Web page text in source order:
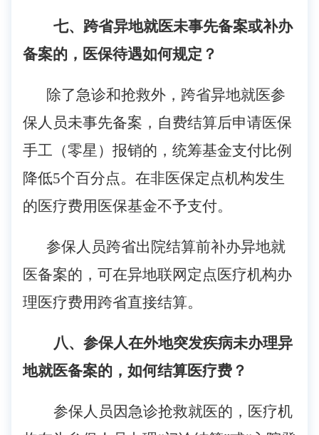
七、跨省异地就医未事先备案或补办
备案的，医保待遇如何规定？
除了急诊和抢救外，跨省异地就医参
保人员未事先备案，自费结算后申请医保
手工（零星）报销的，统筹基金支付比例
降低5个百分点。在非医保定点机构发生
的医疗费用医保基金不予支付。
参保人员跨省出院结算前补办异地就
医备案的，可在异地联网定点医疗机构办
理医疗费用跨省直接结算。
八、参保人在外地突发疾病未办理异
地就医备案的，如何结算医疗费？
参保人员因急诊抢救就医的，医疗机